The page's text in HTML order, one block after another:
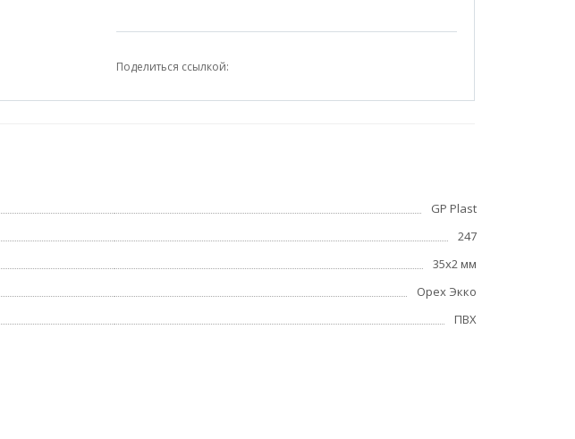
Поделиться ссылкой:
GP Plast
247
35x2 мм
Орех Экко
ПВХ